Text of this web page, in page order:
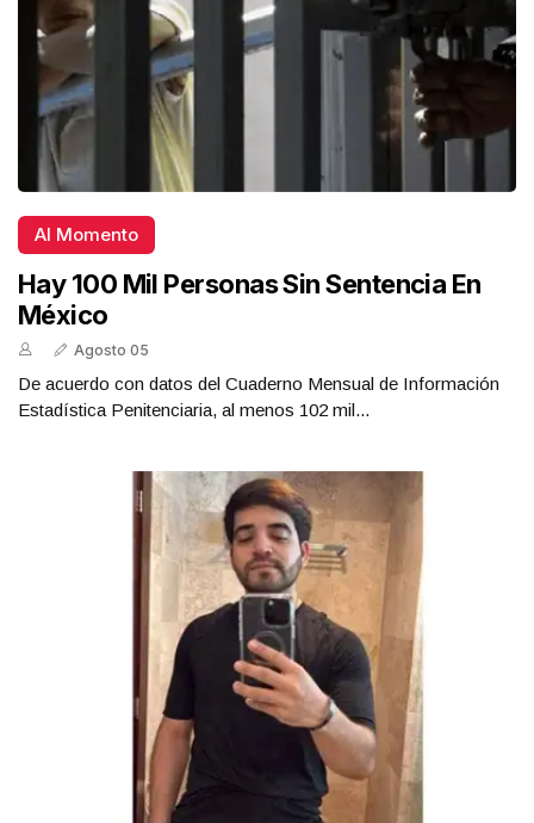
Al Momento
Hay 100 Mil Personas Sin Sentencia En
México
Agosto 05
De acuerdo con datos del Cuaderno Mensual de Información
Estadística Penitenciaria, al menos 102 mil...